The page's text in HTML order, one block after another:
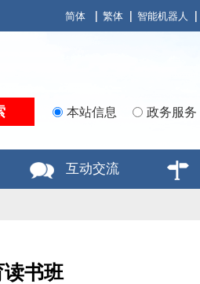
简体 繁体 智能机器人
本站信息 政务服务
互动交流
书班